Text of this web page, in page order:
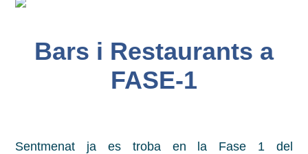
Bars i Restaurants a
FASE-1
Sentmenat ja es troba en la Fase 1 del